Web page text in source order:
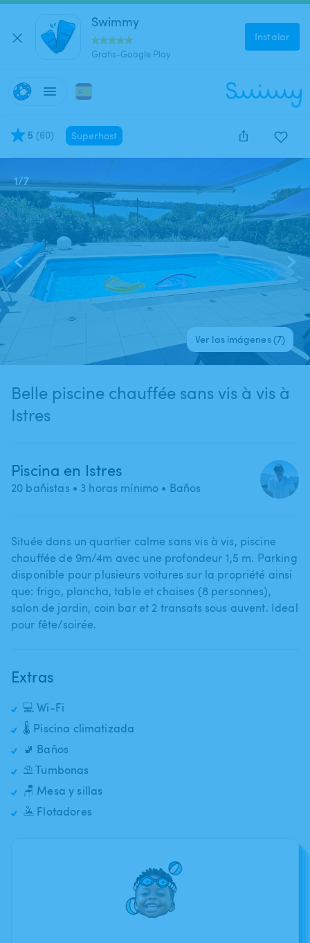
Swimmy
Gratis-Google Play
Instalar
5 (60) Superhost
1/7
Ver las imágenes (7)
Belle piscine chauffée sans vis à vis à
Istres
Piscina en Istres
20 bañistas • 3 horas mínimo • Baños
Située dans un quartier calme sans vis à vis​,​ piscine
chauffée de 9m​/​4m avec une profondeur 1​,​5 m. Parking
disponible pour plusieurs voitures sur la propriété ainsi
que: frigo​,​ plancha​,​ table et chaises (8 personnes)​,​
salon de jardin​,​ coin bar et 2 transats sous auvent. Ideal
pour fête​/​soirée.
Extras
💻 Wi-Fi
🌡️ Piscina climatizada
🚽 Baños
⛱️ Tumbonas
🪑 Mesa y sillas
🤽 Flotadores